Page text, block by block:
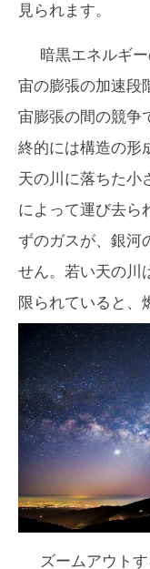
見られます。
暗黒エネルギ
宙の膨張の加速段
宙膨張の間の競争
終的には構造の形
天の川に落ちた小
によって運び去ら
ずのガスが、銀河
せん。若い天の川
限られていると、
ズームアウト